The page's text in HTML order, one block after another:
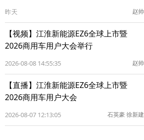
昨天 赵帅
【视频】江淮新能源EZ6全球上市暨
2026商用车用户大会举行
2026-08-08 14:55:35 赵帅
【直播】江淮新能源EZ6全球上市暨
2026商用车用户大会
2026-08-07 12:13:05 石英豪 徐新建